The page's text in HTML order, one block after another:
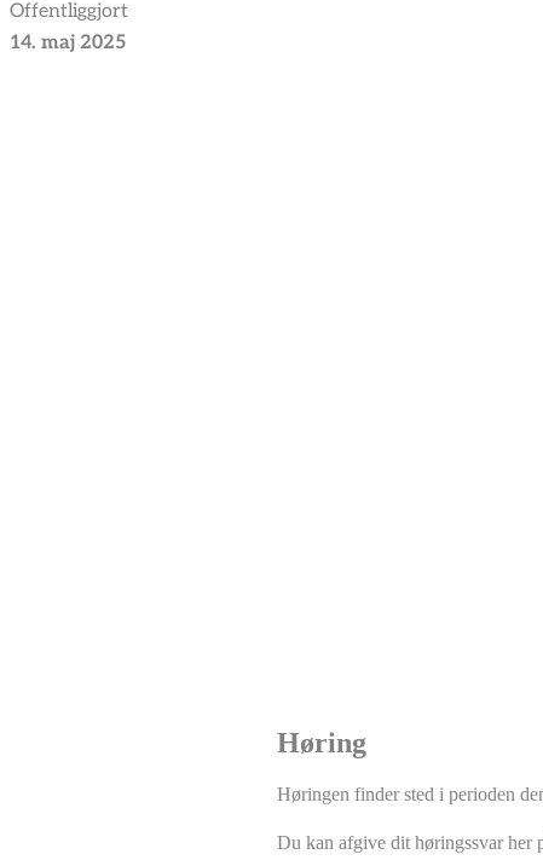
Offentliggjort
14. maj 2025
Høring
Høringen finder sted i perioden
Du kan afgive dit høringssvar her